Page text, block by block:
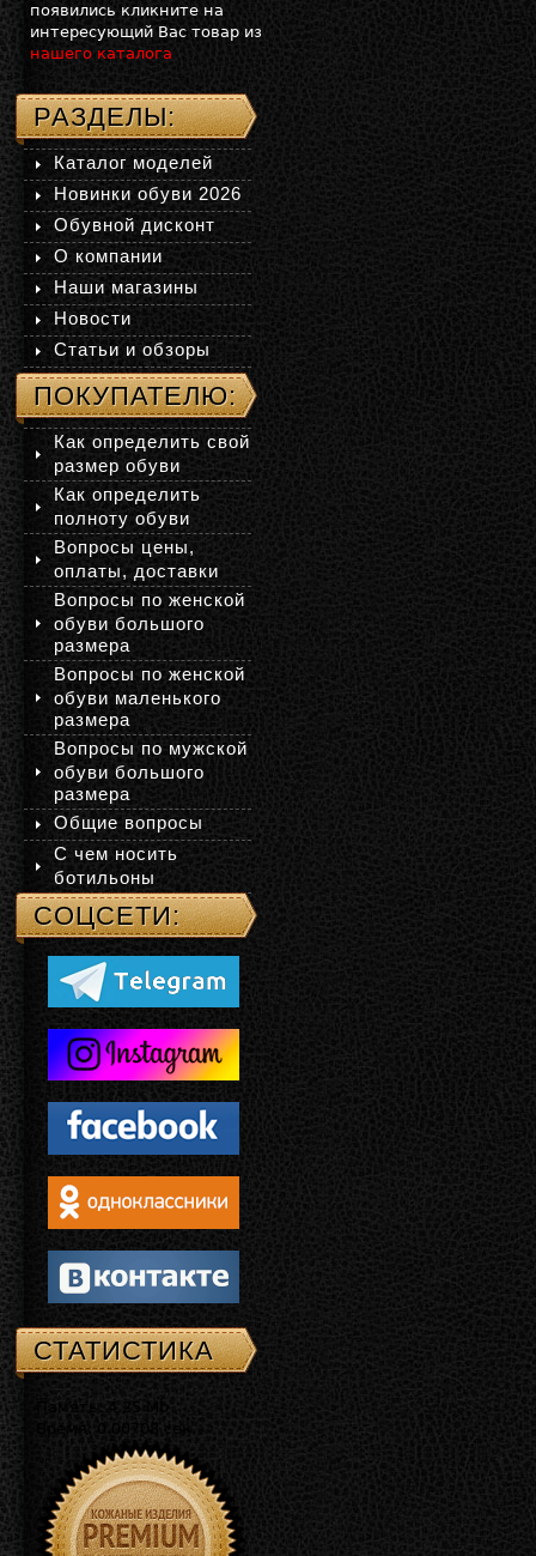
появились кликните на
интересующий Вас товар из
нашего каталога
РАЗДЕЛЫ:
Каталог моделей
Новинки обуви 2026
Обувной дисконт
О компании
Наши магазины
Новости
Статьи и обзоры
ПОКУПАТЕЛЮ:
Как определить свой
размер обуви
Как определить
полноту обуви
Вопросы цены,
оплаты, доставки
Вопросы по женской
обуви большого
размера
Вопросы по женской
обуви маленького
размера
Вопросы по мужской
обуви большого
размера
Общие вопросы
С чем носить
ботильоны
СОЦСЕТИ:
СТАТИСТИКА
Память: 4.25 Mb
Время: 0.00708 сек.